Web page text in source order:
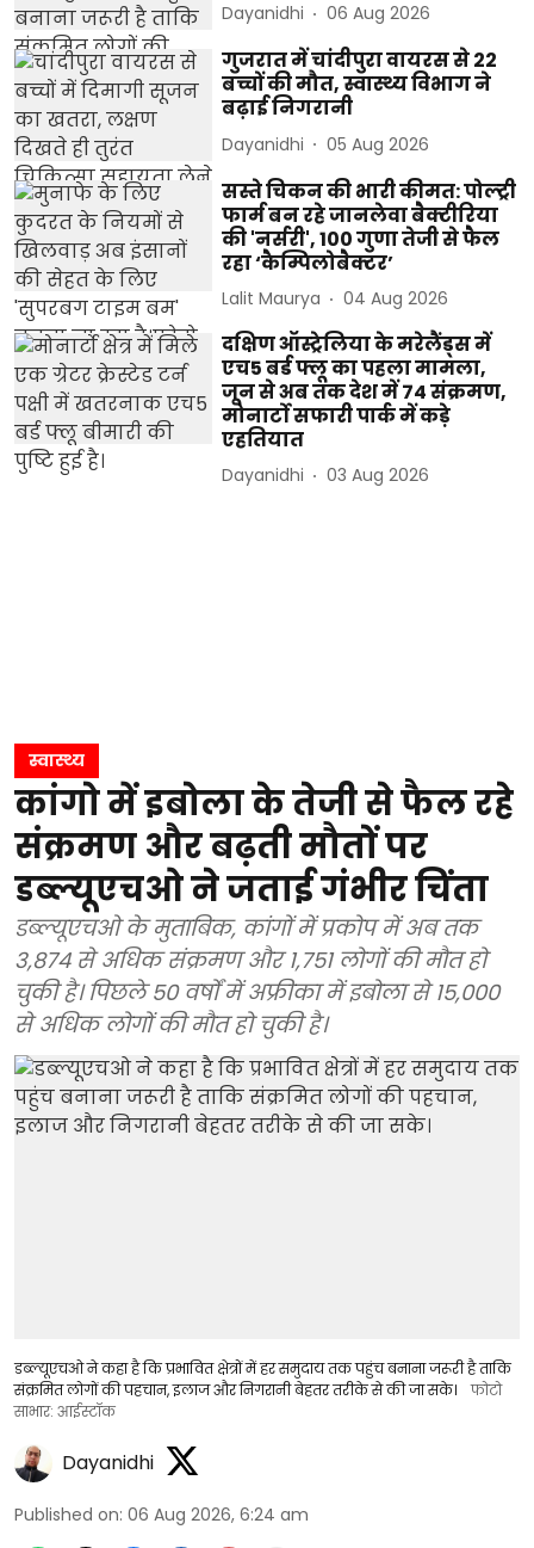
Dayanidhi 06 Aug 2026
गुजरात में चांदीपुरा वायरस से 22
बच्चों की मौत, स्वास्थ्य विभाग ने
बढ़ाई निगरानी
Dayanidhi 05 Aug 2026
सस्ते चिकन की भारी कीमत: पोल्ट्री
फार्म बन रहे जानलेवा बैक्टीरिया
की 'नर्सरी', 100 गुणा तेजी से फैल
रहा ‘कैम्पिलोबैक्टर’
Lalit Maurya 04 Aug 2026
दक्षिण ऑस्ट्रेलिया के मरेलैंड्स में
एच5 बर्ड फ्लू का पहला मामला,
जून से अब तक देश में 74 संक्रमण,
मोनार्टो सफारी पार्क में कड़े
एहतियात
Dayanidhi 03 Aug 2026
स्वास्थ्य
कांगो में इबोला के तेजी से फैल रहे
संक्रमण और बढ़ती मौतों पर
डब्ल्यूएचओ ने जताई गंभीर चिंता
डब्ल्यूएचओ के मुताबिक, कांगों में प्रकोप में अब तक
3,874 से अधिक संक्रमण और 1,751 लोगों की मौत हो
चुकी है। पिछले 50 वर्षों में अफ्रीका में इबोला से 15,000
से अधिक लोगों की मौत हो चुकी है।
डब्ल्यूएचओ ने कहा है कि प्रभावित क्षेत्रों में हर समुदाय तक पहुंच बनाना जरूरी है ताकि
संक्रमित लोगों की पहचान, इलाज और निगरानी बेहतर तरीके से की जा सके।
फोटो
साभार: आईस्टॉक
Dayanidhi
Published on: 06 Aug 2026, 6:24 am